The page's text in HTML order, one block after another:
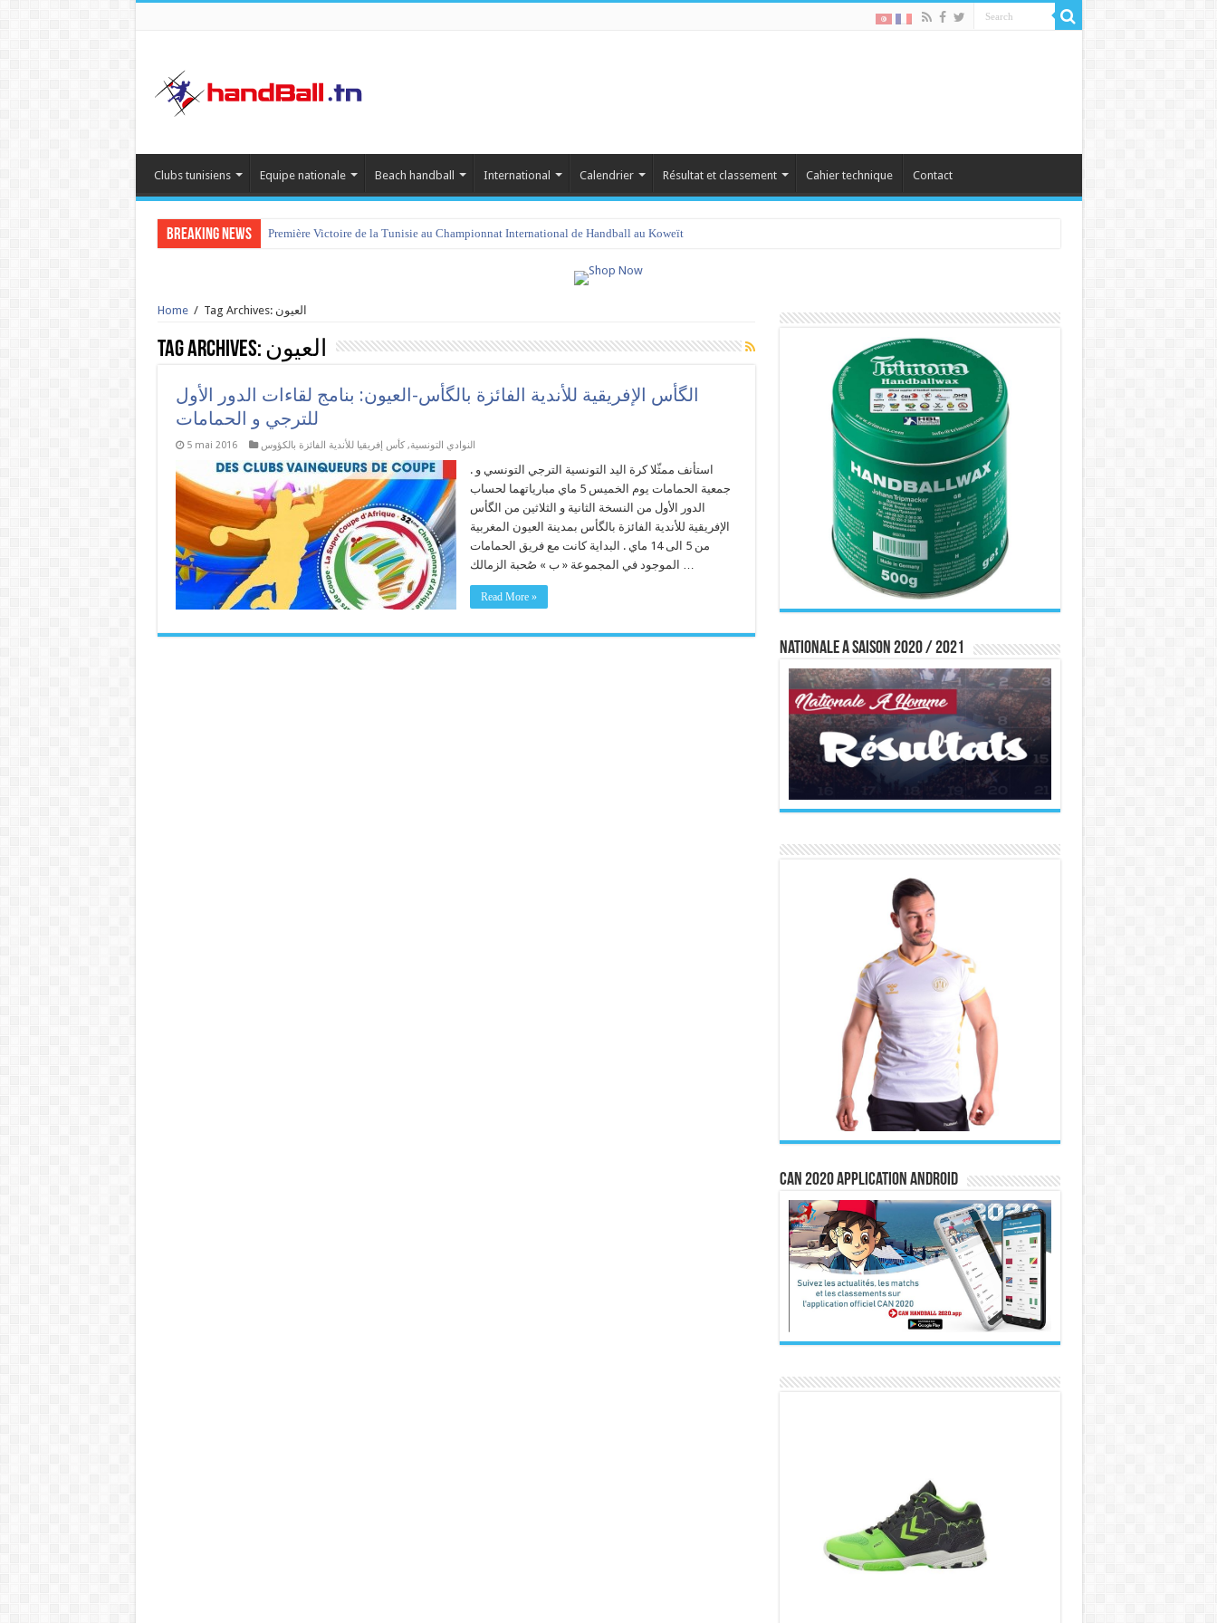
Clubs tunisiens Equipe nationale Beach handball International Calendrier Résultat et classement Cahier technique Contact
Breaking News Première Victoire de la Tunisie au Championnat International de Handball au Koweït
tournoi international Hammamet 2023 : programme et liste des joueurs convoqués
Home / Tag Archives: العيون
Tag Archives: العيون
الگأس الإفريقية للأندية الفائزة بالگأس-العيون: بنامج لقاءات الدور الأول
للترجي و الحمامات
5 mai 2016 النوادي التونسية,كأس إفريقيا للأندية الفائزة بالكؤوس
. استأنف ممثّلا كرة اليد التونسية الترجي التونسي و
جمعية الحمامات يوم الخميس 5 ماي مبارياتهما لحساب
الدور الأول من النسخة الثانية و الثلاثين من الگأس
الإفريقية للأندية الفائزة بالگأس بمدينة العيون المغربية
من 5 الى 14 ماي . البداية كانت مع فريق الحمامات
الموجود في المجموعة « ب » صُحبة الزمالك …
Read More »
Nationale A saison 2020 / 2021
CAN 2020 Application Android